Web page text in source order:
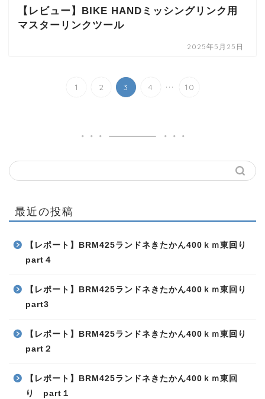
【レビュー】BIKE HANDミッシングリンク用
マスターリンクツール
2025年5月25日
1 2 3 4 ... 10
最近の投稿
【レポート】BRM425ランドネきたかん400ｋｍ東回り
part４
【レポート】BRM425ランドネきたかん400ｋｍ東回り
part3
【レポート】BRM425ランドネきたかん400ｋｍ東回り
part２
【レポート】BRM425ランドネきたかん400ｋｍ東回
り part１